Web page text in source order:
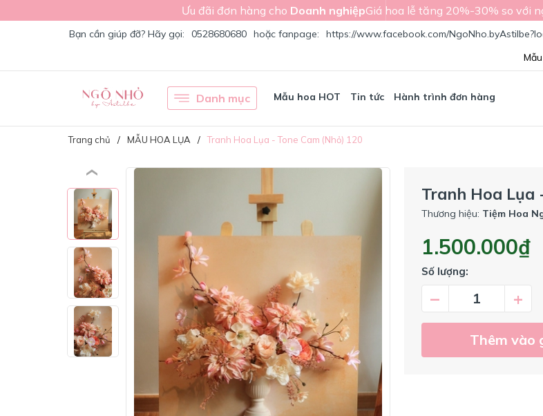
Ưu đãi đơn hàng cho Doanh nghiệpGiá hoa lễ tăng 20%-30% so với
Bạn cần giúp đỡ? Hãy gọi: 0528680680 hoặc fanpage:
https://www.facebook.com/
Danh mục Mẫu hoa HOT Tin tức Hành trình đơn hàng
Trang chủ MẪU HOA LỤA Tranh Hoa Lụa - Tone Cam (Nhỏ) 120
Tranh Hoa Lụa
Thương hiệu: Tiệm Hoa
1.500.000₫
Số lượng:
– +
Thêm vào